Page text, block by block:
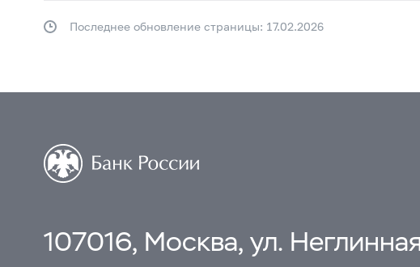
Последнее обновление страницы: 17.02.2026
107016, Москва, ул.